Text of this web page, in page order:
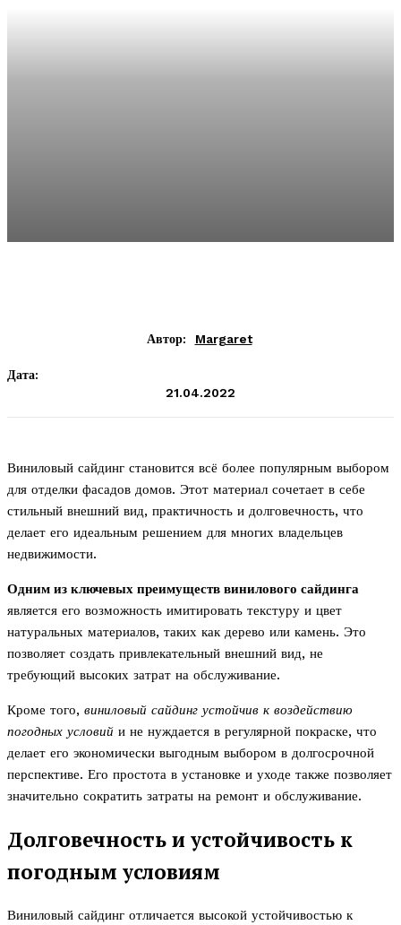
Автор: Margaret
Дата:
21.04.2022
Виниловый сайдинг становится всё более популярным выбором
для отделки фасадов домов. Этот материал сочетает в себе
стильный внешний вид, практичность и долговечность, что
делает его идеальным решением для многих владельцев
недвижимости.
Одним из ключевых преимуществ винилового сайдинга
является его возможность имитировать текстуру и цвет
натуральных материалов, таких как дерево или камень. Это
позволяет создать привлекательный внешний вид, не
требующий высоких затрат на обслуживание.
Кроме того, виниловый сайдинг устойчив к воздействию
погодных условий и не нуждается в регулярной покраске, что
делает его экономически выгодным выбором в долгосрочной
перспективе. Его простота в установке и уходе также позволяет
значительно сократить затраты на ремонт и обслуживание.
Долговечность и устойчивость к
погодным условиям
Виниловый сайдинг отличается высокой устойчивостью к